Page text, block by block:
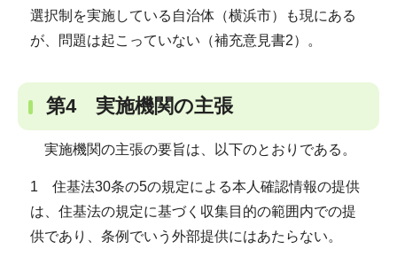
選択制を実施している自治体（横浜市）も現にある
が、問題は起こっていない（補充意見書2）。
第4 実施機関の主張
実施機関の主張の要旨は、以下のとおりである。
1 住基法30条の5の規定による本人確認情報の提供
は、住基法の規定に基づく収集目的の範囲内での提
供であり、条例でいう外部提供にはあたらない。